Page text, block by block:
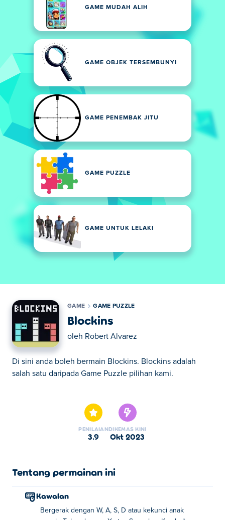
GAME MUDAH ALIH
GAME OBJEK TERSEMBUNYI
GAME PENEMBAK JITU
GAME PUZZLE
GAME UNTUK LELAKI
GAME GAME PUZZLE
Blockins
oleh Robert Alvarez
Di sini anda boleh bermain Blockins. Blockins adalah
salah satu daripada Game Puzzle pilihan kami.
PENILAIAN
3.9
DIKEMAS KINI
Okt 2023
Tentang permainan ini
Kawalan
Bergerak dengan W, A, S, D atau kekunci anak